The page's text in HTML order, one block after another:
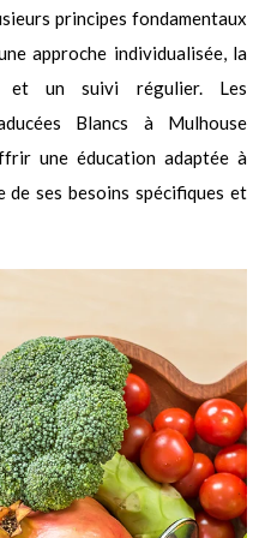
principes fondamentaux
approche individualisée, la
et un suivi régulier. Les
Blancs à Mulhouse
une éducation adaptée à
de ses besoins spécifiques et